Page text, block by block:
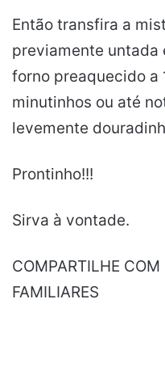
Então transfira a
previamente untada
forno preaquecido a
minutinhos ou até
levemente
Prontinho!!!
Sirva à vontade.
COMPARTILHE COM
FAMILIARES